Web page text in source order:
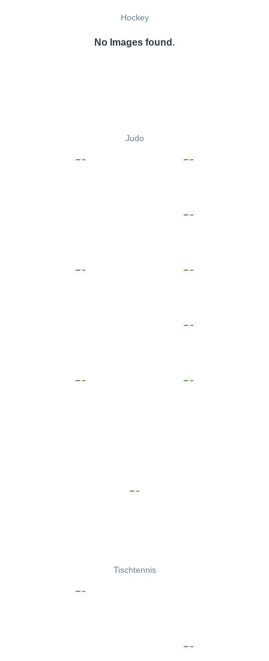
Hockey
No Images found.
Judo
Tischtennis